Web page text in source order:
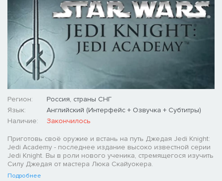
Регион:
Россия, страны СНГ
Язык:
Английский (Интерфейс + Озвучка + Субтитры)
Наличие:
Закончилось
Приготовь своё оружие и встань на путь Джедая Jedi Knight:
Jedi Academy - последнее издание высоко известной серии
Jedi Knight. Вы в роли нового ученика, стремящегося изучить
Силу Джедая от мастера Люка Скайуокера.
Подробнее